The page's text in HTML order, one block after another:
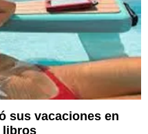
sus vacaciones en
libros